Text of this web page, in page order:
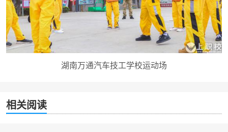
湖南万通汽车技工学校运动场
相关阅读